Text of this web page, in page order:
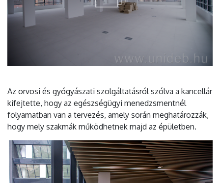
Az orvosi és gyógyászati szolgáltatásról szólva a kancellár
kifejtette, hogy az egészségügyi menedzsmentnél
folyamatban van a tervezés, amely során meghatározzák,
hogy mely szakmák működhetnek majd az épületben.